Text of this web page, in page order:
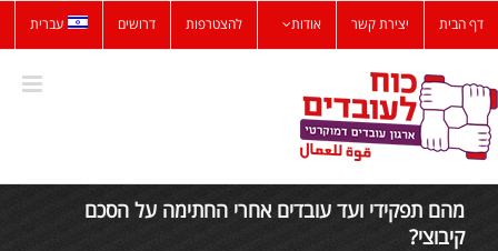
לתוכן
דף הבית יצירת קשר אודות להצטרפות דרושים עברית
מהם תפקידי ועד עובדים אחרי החתימה על הסכם
קיבוצי?